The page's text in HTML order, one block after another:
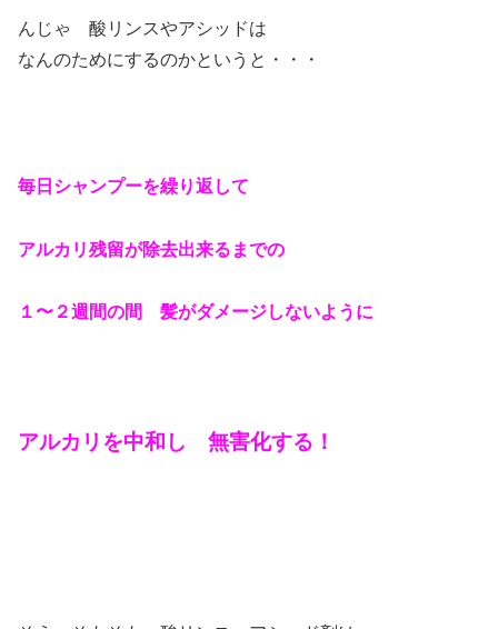
んじゃ 酸リンスやアシッドは
なんのためにするのかというと・・・
毎日シャンプーを繰り返して
アルカリ残留が除去出来るまでの
１〜２週間の間 髪がダメージしないように
アルカリを中和し 無害化する！